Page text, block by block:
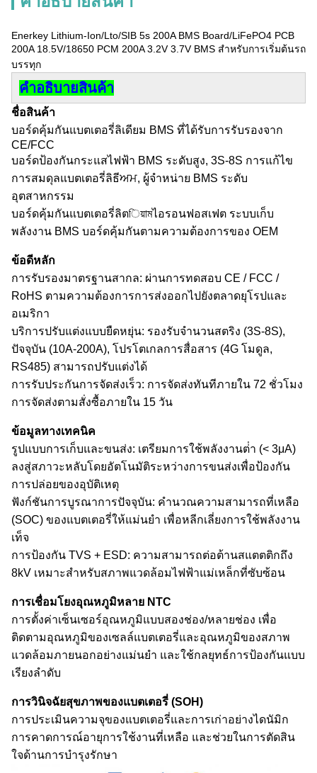
Enerkey Lithium-Ion/Lto/SIB 5s 200A BMS Board/LiFePO4 PCB
200A 18.5V/18650 PCM 200A 3.2V 3.7V BMS สําหรับการเริ่มต้นรถ
บรรทุก
คําอธิบายสินค้า
ชื่อสินค้า
บอร์ดคุ้มกันแบตเตอรี่ลิเดียม BMS ที่ได้รับการรับรองจาก
CE/FCC
บอร์ดป้องกันกระแสไฟฟ้า BMS ระดับสูง, 3S-8S การแก้ไข
การสมดุลแบตเตอรี่ลิธีਅਮ, ผู้จําหน่าย BMS ระดับ
อุตสาหกรรม
บอร์ดคุ้มกันแบตเตอรี่ลิตিয়ামไอรอนฟอสเฟต ระบบเก็บ
พลังงาน BMS บอร์ดคุ้มกันตามความต้องการของ OEM
ข้อดีหลัก
การรับรองมาตรฐานสากล: ผ่านการทดสอบ CE / FCC /
RoHS ตามความต้องการการส่งออกไปยังตลาดยุโรปและ
อเมริกา
บริการปรับแต่งแบบยืดหยุ่น: รองรับจํานวนสตริง (3S-8S),
ปัจจุบัน (10A-200A), โปรโตเกลการสื่อสาร (4G โมดูล,
RS485) สามารถปรับแต่งได้
การรับประกันการจัดส่งเร็ว: การจัดส่งทันทีภายใน 72 ชั่วโมง
การจัดส่งตามสั่งซื้อภายใน 15 วัน
ข้อมูลทางเทคนิค
รูปแบบการเก็บและขนส่ง: เตรียมการใช้พลังงานต่ํา (< 3μA)
ลงสู่สภาวะหลับโดยอัตโนมัติระหว่างการขนส่งเพื่อป้องกัน
การปล่อยของอุบัติเหตุ
ฟังก์ชันการบูรณาการปัจจุบัน: คํานวณความสามารถที่เหลือ
(SOC) ของแบตเตอรี่ให้แม่นยํา เพื่อหลีกเลี่ยงการใช้พลังงาน
เท็จ
การป้องกัน TVS + ESD: ความสามารถต่อต้านสแตตติกถึง
8kV เหมาะสําหรับสภาพแวดล้อมไฟฟ้าแม่เหล็กที่ซับซ้อน
การเชื่อมโยงอุณหภูมิหลาย NTC
การตั้งค่าเซ็นเซอร์อุณหภูมิแบบสองช่อง/หลายช่อง เพื่อ
ติดตามอุณหภูมิของเซลล์แบตเตอรี่และอุณหภูมิของสภาพ
แวดล้อมภายนอกอย่างแม่นยํา และใช้กลยุทธ์การป้องกันแบบ
เรียงลําดับ
การวินิจฉัยสุขภาพของแบตเตอรี่ (SOH)
การประเมินความจุของแบตเตอรี่และการเก่าอย่างไดนัมิก
การคาดการณ์อายุการใช้งานที่เหลือ และช่วยในการตัดสิน
ใจด้านการบํารุงรักษา